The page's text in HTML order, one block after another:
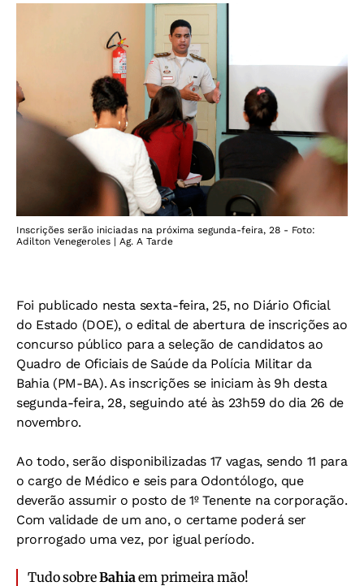
Inscrições serão iniciadas na próxima segunda-feira, 28 - Foto:
Adilton Venegeroles | Ag. A Tarde
Foi publicado nesta sexta-feira, 25, no Diário Oficial
do Estado (DOE), o edital de abertura de inscrições ao
concurso público para a seleção de candidatos ao
Quadro de Oficiais de Saúde da Polícia Militar da
Bahia (PM-BA). As inscrições se iniciam às 9h desta
segunda-feira, 28, seguindo até às 23h59 do dia 26 de
novembro.
Ao todo, serão disponibilizadas 17 vagas, sendo 11 para
o cargo de Médico e seis para Odontólogo, que
deverão assumir o posto de 1º Tenente na corporação.
Com validade de um ano, o certame poderá ser
prorrogado uma vez, por igual período.
Tudo sobreBahia em primeira mão!